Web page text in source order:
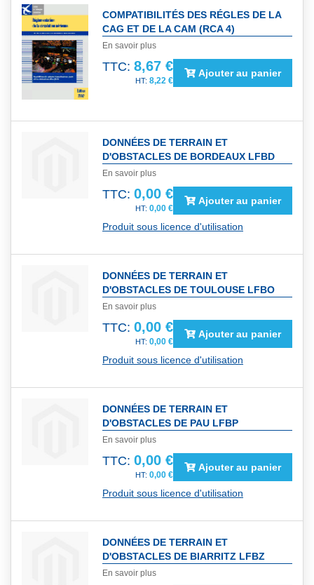
COMPATIBILITÉS DES RÉGLES DE LA
CAG ET DE LA CAM (RCA 4)
En savoir plus
TTC: 8,67 €
8,22 €
Ajouter au panier
DONNÉES DE TERRAIN ET
D'OBSTACLES DE BORDEAUX LFBD
En savoir plus
TTC: 0,00 €
0,00 €
Ajouter au panier
Produit sous licence d'utilisation
DONNÉES DE TERRAIN ET
D'OBSTACLES DE TOULOUSE LFBO
En savoir plus
TTC: 0,00 €
0,00 €
Ajouter au panier
Produit sous licence d'utilisation
DONNÉES DE TERRAIN ET
D'OBSTACLES DE PAU LFBP
En savoir plus
TTC: 0,00 €
0,00 €
Ajouter au panier
Produit sous licence d'utilisation
DONNÉES DE TERRAIN ET
D'OBSTACLES DE BIARRITZ LFBZ
En savoir plus